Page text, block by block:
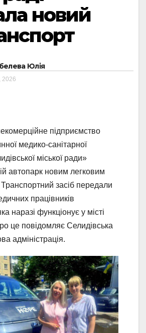
новий
Юлія
підприємство
медико-санітарної
міської ради»
автопарк новим легковим
засіб передали
працівників
наразі функціонує у місті
це повідомляє Селидівська
адміністрація.